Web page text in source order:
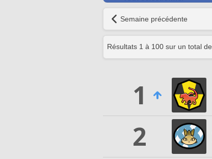
Semaine précédente
Résultats 1 à 100 sur un total de
1
2